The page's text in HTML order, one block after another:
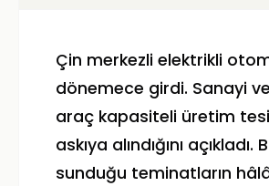
Çin merkezli elektrikli
dönemece girdi. Sanayi ve
araç kapasiteli üretim
askıya alındığını
sunduğu teminatların